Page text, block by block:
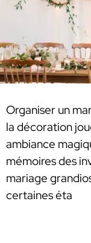
Organiser un
la décoration
ambiance
mémoires des
mariage
certaines éta